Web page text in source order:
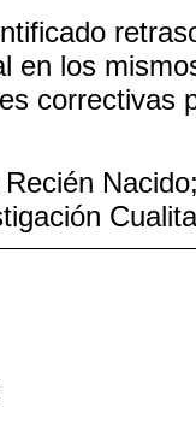
en los
correctivas
Recién